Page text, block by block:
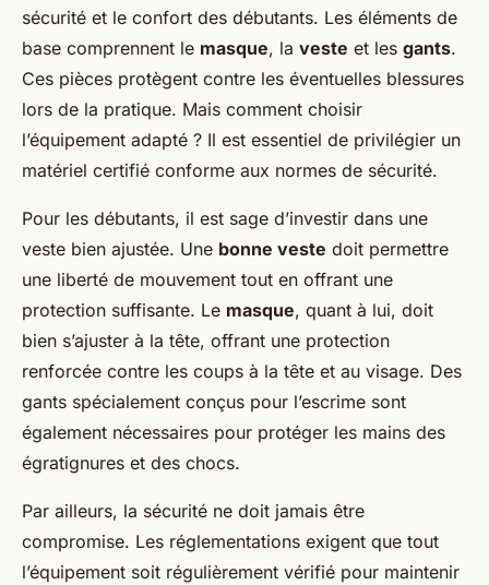
sécurité et le confort des débutants. Les éléments de
base comprennent le masque, la veste et les gants.
Ces pièces protègent contre les éventuelles blessures
lors de la pratique. Mais comment choisir
l’équipement adapté ? Il est essentiel de privilégier un
matériel certifié conforme aux normes de sécurité.
Pour les débutants, il est sage d’investir dans une
veste bien ajustée. Une bonne veste doit permettre
une liberté de mouvement tout en offrant une
protection suffisante. Le masque, quant à lui, doit
bien s’ajuster à la tête, offrant une protection
renforcée contre les coups à la tête et au visage. Des
gants spécialement conçus pour l’escrime sont
également nécessaires pour protéger les mains des
égratignures et des chocs.
Par ailleurs, la sécurité ne doit jamais être
compromise. Les réglementations exigent que tout
l’équipement soit régulièrement vérifié pour maintenir